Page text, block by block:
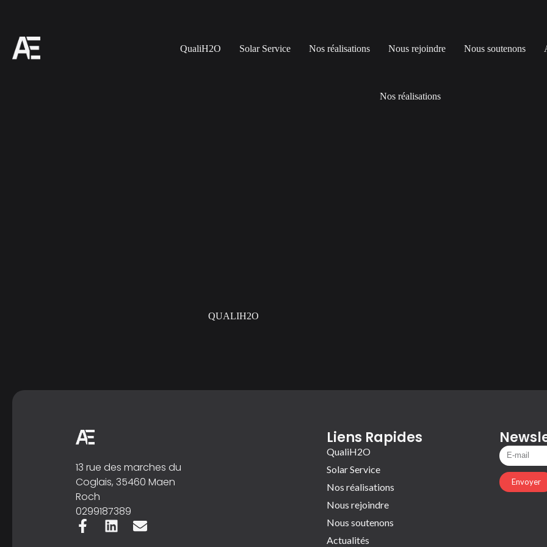
QualiH2O Solar Service Nos réalisations Nous rejoindre Nous soutenons
Nos réalisations
QUALIH2O
13 rue des marches du
Coglais, 35460 Maen
Roch
0299187389
Liens Rapides
QualiH2O
Solar Service
Nos réalisations
Nous rejoindre
Nous soutenons
Actualités
Envoyer